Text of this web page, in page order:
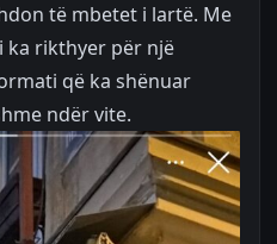
të mbetet i lartë. Me
ka rikthyer për një
që ka shënuar
ndër vite.